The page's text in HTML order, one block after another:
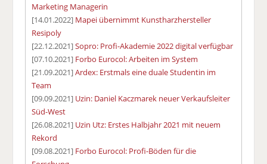
Marketing Managerin
[14.01.2022] Mapei übernimmt Kunstharzhersteller
Resipoly
[22.12.2021]Sopro: Profi-Akademie 2022 digital verfügbar
[07.10.2021] Forbo Eurocol: Arbeiten im System
[21.09.2021]Ardex: Erstmals eine duale Studentin im
Team
[09.09.2021] Uzin: Daniel Kaczmarek neuer Verkaufsleiter
Süd-West
[26.08.2021] Uzin Utz: Erstes Halbjahr 2021 mit neuem
Rekord
[09.08.2021] Forbo Eurocol: Profi-Böden für die